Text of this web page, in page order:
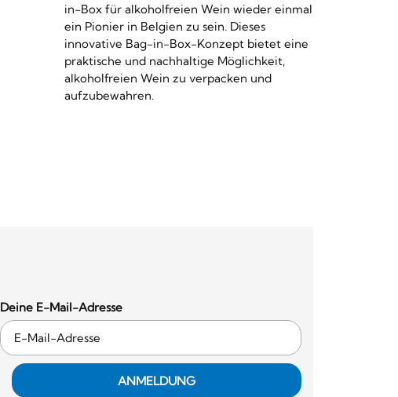
in-Box für alkoholfreien Wein wieder einmal
ein Pionier in Belgien zu sein. Dieses
innovative Bag-in-Box-Konzept bietet eine
praktische und nachhaltige Möglichkeit,
alkoholfreien Wein zu verpacken und
aufzubewahren.
Deine E-Mail-Adresse
ANMELDUNG